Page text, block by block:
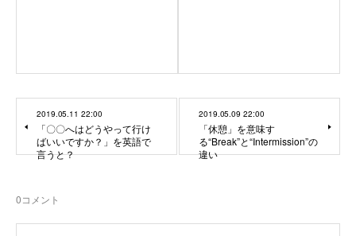
2019.05.11 22:00
「〇〇へはどうやって行け
ばいいですか？」を英語で
言うと？
2019.05.09 22:00
「休憩」を意味す
る“Break”と“Intermission”の
違い
0コメント